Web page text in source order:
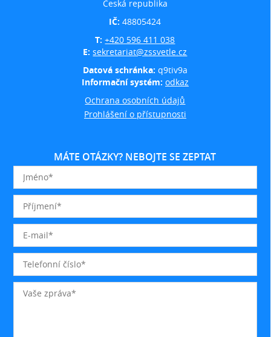
Česká republika
IČ:48805424
T:+420 596 411 038
E:sekretariat@zssvetle.cz
Datová schránka: q9tiv9a
Informační systém: odkaz
Ochrana osobních údajů
Prohlášení o přístupnosti
MÁTE OTÁZKY? NEBOJTE SE ZEPTAT